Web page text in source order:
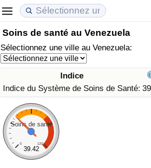
Soins de santé au Venezuela
Sélectionnez une ville au Venezuela:
Indice
Indice du Système de Soins de Santé:
Soins de santé
0 120
39.42
Coût de la vie
Indice du Coût de la Vie (Actuel)
Indice du Coût de la Vie
Indice du coût de la vie par pays
à Akaba
Prix de l'immobilier
Indice des Prix de l'immobilier (Actuel)
Indice des Prix de l'immobilier
Indice des Prix de l'immobilier par Pays
Qualité de Vie
Indice de Qualité de Vie
Indice de Qualité de Vie (Actuel)
Indice de qualité de vie par pays
Criminalité
Indice de Criminalité (Actuel)